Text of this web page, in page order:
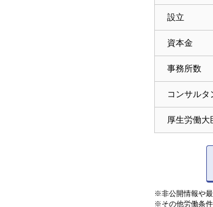
設立
資本金
事務所数
コンサルタ
厚生労働大
※非公開情報や最
※その他労働条件